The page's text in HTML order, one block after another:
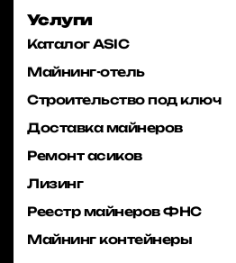
Услуги
Каталог ASIC
Майнинг-отель
Строительство под ключ
Доставка майнеров
Ремонт асиков
Лизинг
Реестр майнеров ФНС
Майнинг контейнеры